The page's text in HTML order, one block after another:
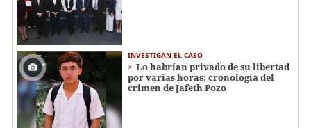
INVESTIGAN EL CASO
Lo habrían privado de su libertad
por varias horas: cronología del
crimen de Jafeth Pozo